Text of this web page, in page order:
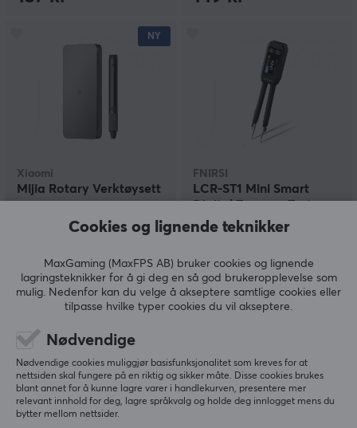
NY
Xiaomi
Mijia Rotary Verktøysett
549 kr
FNIRSI
LCR-ST1 Mini Smart
Digital Tweezer Tester
(0)
379 kr
Cookies og lignende teknikker
MaxGaming (MaxFPS AB) bruker cookies og lignende
lagringsteknikker for å gi deg en så god brukeropplevelse som
mulig. Nedenfor kan du velge å akseptere samtlige cookies eller
tilpasse hvilke typer cookies du vil akseptere.
Nødvendige
Nødvendige cookies muliggjør basisfunksjonalitet som kreves for at
nettsiden skal fungere på en riktig og sikker måte. Disse cookies brukes
blant annet for å kunne lagre varer i handlekurven, presentere mer
relevant innhold for deg, lagre språkvalg og holde deg innlogget mens du
bytter mellom nettsider.